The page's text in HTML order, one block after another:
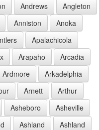
Andrews
Angleton
Anniston
Anoka
Apalachicola
Arapaho
Arcadia
Ardmore
Arkadelphia
Arnett
Arthur
Asheboro
Asheville
Ashland
Ashland